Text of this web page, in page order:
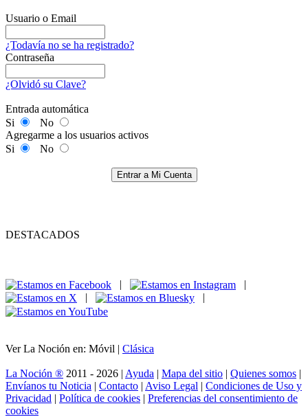
Usuario o Email
¿Todavía no se ha registrado?
Contraseña
¿Olvidó su Clave?
Entrada automática
Si
No
Agregarme a los usuarios activos
Si
No
Entrar a Mi Cuenta
DESTACADOS
|
|
|
|
Ver La Noción en: Móvil | Clásica
La Noción ® 2011 - 2026 | Ayuda | Mapa del sitio | Quienes somos |
Envíanos tu Noticia | Contacto | Aviso Legal | Condiciones de Uso y
Privacidad | Política de cookies | Preferencias del consentimiento de
cookies